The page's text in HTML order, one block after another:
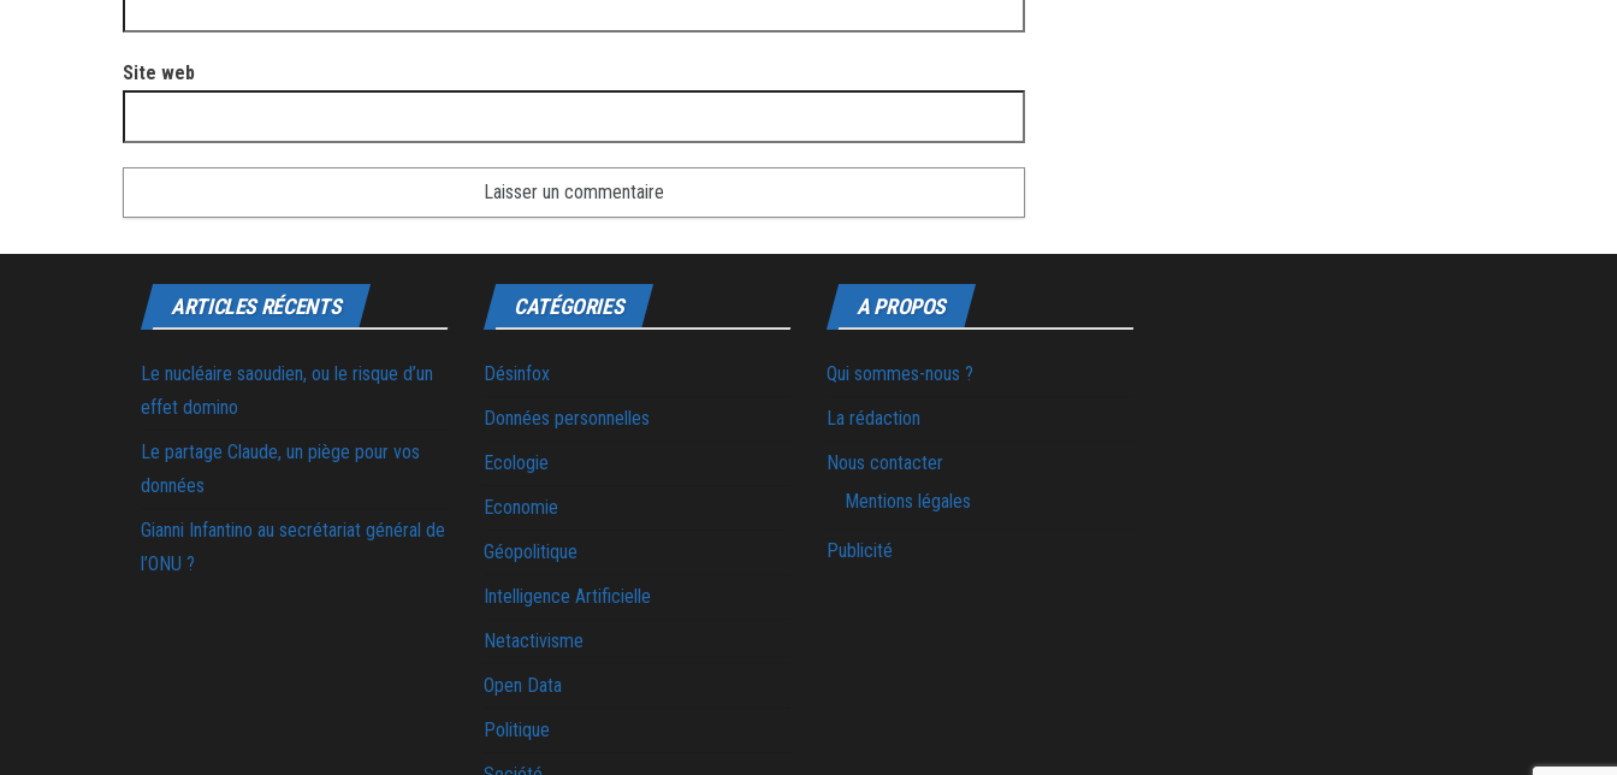
Site web
ARTICLES RÉCENTS
Le nucléaire saoudien, ou le risque d’un
effet domino
Le partage Claude, un piège pour vos
données
Gianni Infantino au secrétariat général de
l’ONU ?
CATÉGORIES
Désinfox
Données personnelles
Ecologie
Economie
Géopolitique
Intelligence Artificielle
Netactivisme
Open Data
Politique
A PROPOS
Qui sommes-nous ?
La rédaction
Nous contacter
Mentions légales
Publicité